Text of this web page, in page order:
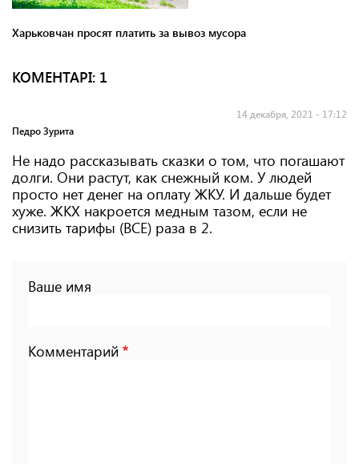
Харьковчан просят платить за вывоз мусора
КОМЕНТАРI: 1
14 декабря, 2021 - 17:12
Педро Зурита
Не надо рассказывать сказки о том, что погашают
долги. Они растут, как снежный ком. У людей
просто нет денег на оплату ЖКУ. И дальше будет
хуже. ЖКХ накроется медным тазом, если не
снизить тарифы (ВСЕ) раза в 2.
Ваше имя
Комментарий